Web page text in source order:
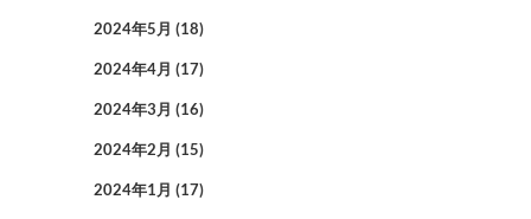
2024年5月 (18)
2024年4月 (17)
2024年3月 (16)
2024年2月 (15)
2024年1月 (17)